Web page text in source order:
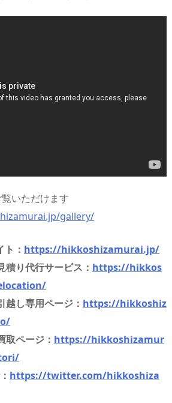
いただけます
gallery/
： https://hikkoshizamurai.jp/
積り代行サービス： https://hikkos
越し専用ページ： https://hikkoshiz
取ページ： https://hikkoshizamur
https://twitter.com/hikkoshiza